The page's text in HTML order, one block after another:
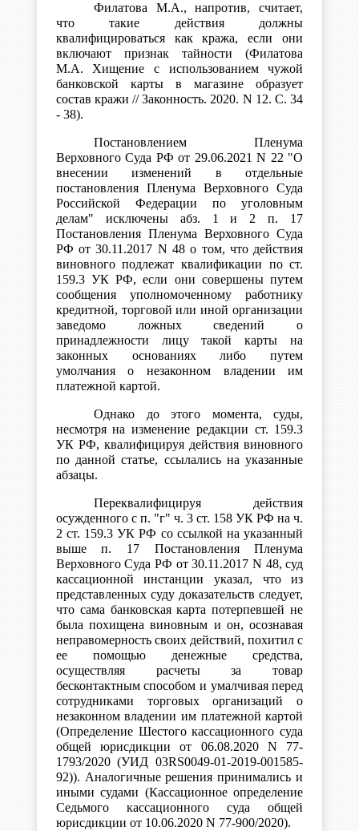
Филатова М.А., напротив, считает,
что такие действия должны
квалифицироваться как кража, если они
включают признак тайности (Филатова
М.А. Хищение с использованием чужой
банковской карты в магазине образует
состав кражи // Законность. 2020. N 12. С. 34
- 38).
Постановлением Пленума
Верховного Суда РФ от 29.06.2021 N 22 "О
внесении изменений в отдельные
постановления Пленума Верховного Суда
Российской Федерации по уголовным
делам" исключены абз. 1 и 2 п. 17
Постановления Пленума Верховного Суда
РФ от 30.11.2017 N 48 о том, что действия
виновного подлежат квалификации по ст.
159.3 УК РФ, если они совершены путем
сообщения уполномоченному работнику
кредитной, торговой или иной организации
заведомо ложных сведений о
принадлежности лицу такой карты на
законных основаниях либо путем
умолчания о незаконном владении им
платежной картой.
Однако до этого момента, суды,
несмотря на изменение редакции ст. 159.3
УК РФ, квалифицируя действия виновного
по данной статье, ссылались на указанные
абзацы.
Переквалифицируя действия
осужденного с п. "г" ч. 3 ст. 158 УК РФ на ч.
2 ст. 159.3 УК РФ со ссылкой на указанный
выше п. 17 Постановления Пленума
Верховного Суда РФ от 30.11.2017 N 48, суд
кассационной инстанции указал, что из
представленных суду доказательств следует,
что сама банковская карта потерпевшей не
была похищена виновным и он, осознавая
неправомерность своих действий, похитил с
ее помощью денежные средства,
осуществляя расчеты за товар
бесконтактным способом и умалчивая перед
сотрудниками торговых организаций о
незаконном владении им платежной картой
(Определение Шестого кассационного суда
общей юрисдикции от 06.08.2020 N 77-
1793/2020 (УИД 03RS0049-01-2019-001585-
92)). Аналогичные решения принимались и
иными судами (Кассационное определение
Седьмого кассационного суда общей
юрисдикции от 10.06.2020 N 77-900/2020).